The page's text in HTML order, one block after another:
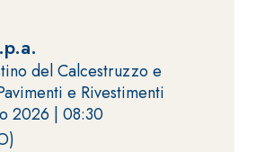
del Calcestruzzo e
e Rivestimenti
2026 | 08:30